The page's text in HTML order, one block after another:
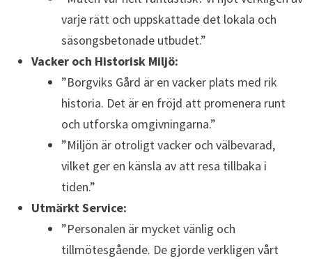
varje rätt och uppskattade det lokala och
säsongsbetonade utbudet.”
Vacker och Historisk Miljö:
”Borgviks Gård är en vacker plats med rik
historia. Det är en fröjd att promenera runt
och utforska omgivningarna.”
”Miljön är otroligt vacker och välbevarad,
vilket ger en känsla av att resa tillbaka i
tiden.”
Utmärkt Service:
”Personalen är mycket vänlig och
tillmötesgående. De gjorde verkligen vårt